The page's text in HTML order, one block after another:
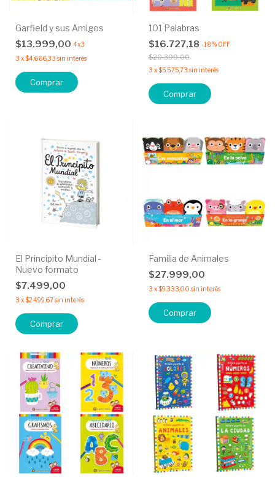
Garfield y sus Amigos
$13.999,00 4x3
3 x$4.666,33 sin interés
Comprar
101 Palabras
$16.727,18 -18% OFF
$20.399,00
3 x$5.575,73 sin interés
Comprar
El Principito Mundial -
Nuevo formato
$7.499,00
3 x$2.499,67sin interés
Familia de Animales
$27.999,00
3 x$9.333,00 sin interés
Comprar